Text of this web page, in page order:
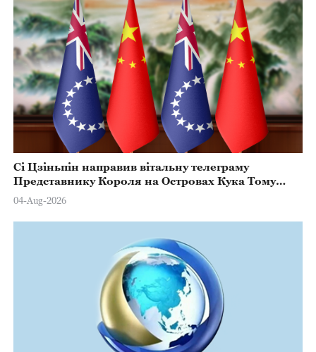
Сі Цзіньпін направив вітальну телеграму
Представнику Короля на Островах Кука Тому
Марстерсу з нагоди Дня Конституції
04-Aug-2026